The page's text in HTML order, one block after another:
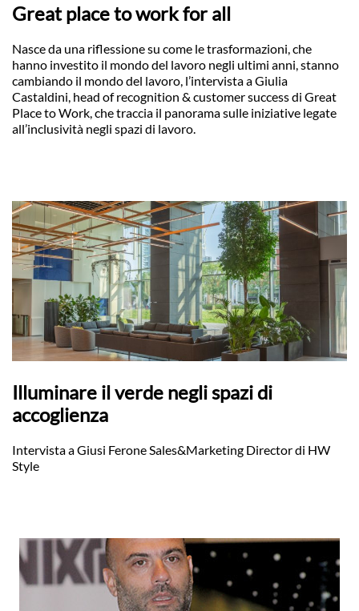
Great place to work for all
Nasce da una riflessione su come le trasformazioni, che
hanno investito il mondo del lavoro negli ultimi anni, stanno
cambiando il mondo del lavoro, l’intervista a Giulia
Castaldini, head of recognition & customer success di Great
Place to Work, che traccia il panorama sulle iniziative legate
all’inclusività negli spazi di lavoro.
Illuminare il verde negli spazi di
accoglienza
Intervista a Giusi Ferone Sales&Marketing Director di HW
Style